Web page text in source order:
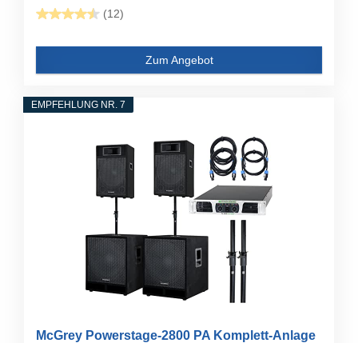
(12)
Zum Angebot
EMPFEHLUNG NR. 7
McGrey Powerstage-2800 PA Komplett-Anlage